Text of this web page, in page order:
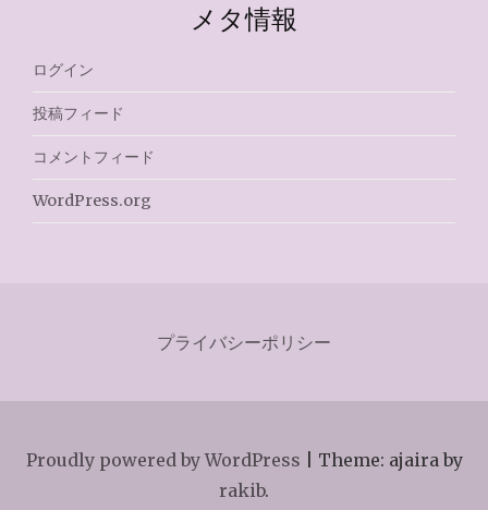
メタ情報
ログイン
投稿フィード
コメントフィード
WordPress.org
プライバシーポリシー
Proudly powered by WordPress
Theme: ajaira by
rakib.